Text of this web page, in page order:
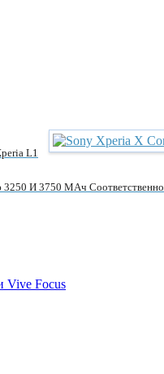
L1
И 3750 МАч Соответственно
Vive Focus